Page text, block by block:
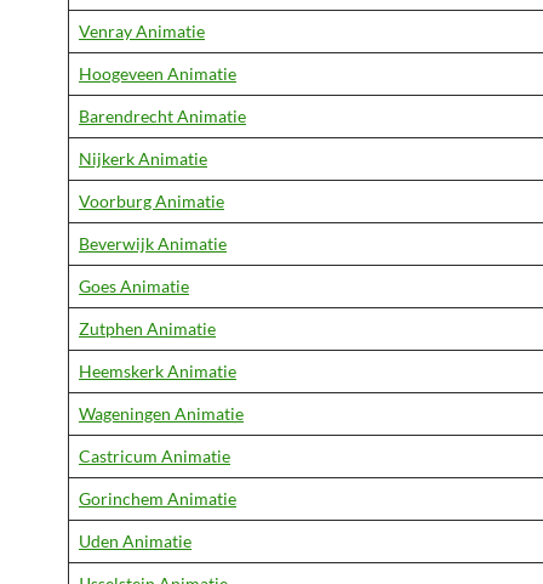
Venray Animatie
Hoogeveen Animatie
Barendrecht Animatie
Nijkerk Animatie
Voorburg Animatie
Beverwijk Animatie
Goes Animatie
Zutphen Animatie
Heemskerk Animatie
Wageningen Animatie
Castricum Animatie
Gorinchem Animatie
Uden Animatie